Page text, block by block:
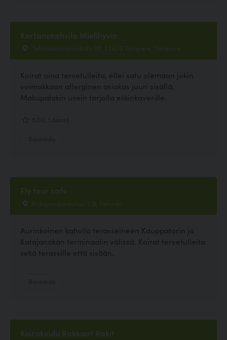
Kartanokahvila Mielihyvin
Tehdaskartanonkatu 38, 33400 Tampere, Tampere
Koirat aina tervetulleita, ellei satu olemaan jokin
voimakkaan allerginen asiakas juuri sisällä.
Makupalakin usein tarjolla eläinkaverille.
Fly tour cafe
Katajanokanlaituri 2 B, Helsinki
Aurinkoinen kahvila terasseineen Kauppatorin ja
Katajanokan terminaalin välissä. Koirat tervetulleita
sekä terassille että sisään.
Koirakoulu Rakkaat Rakit